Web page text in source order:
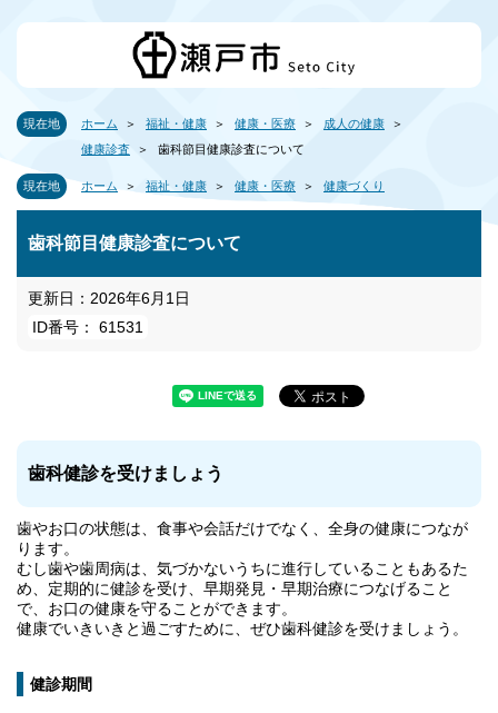
現在地 ホーム 福祉・健康 健康・医療
成人の健康
健康診査
歯科節目健康診査について
現在地 ホーム 福祉・健康 健康・医療 健康づくり
歯科節目健康診査について
更新日：2026年6月1日
ID番号： 61531
歯科健診を受けましょう
歯やお口の状態は、食事や会話だけでなく、全身の健康につなが
ります。
むし歯や歯周病は、気づかないうちに進行していることもあるた
め、定期的に健診を受け、早期発見・早期治療につなげること
で、お口の健康を守ることができます。
健康でいきいきと過ごすために、ぜひ歯科健診を受けましょう。
健診期間